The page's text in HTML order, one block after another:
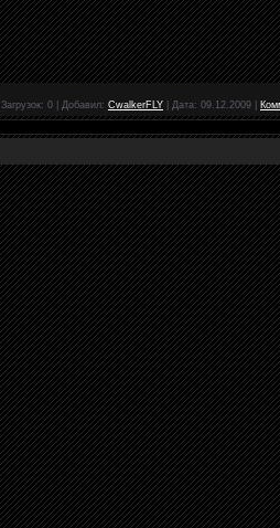
Загрузок: 0 Добавил: CwalkerFLY Дата: 09.12.2009